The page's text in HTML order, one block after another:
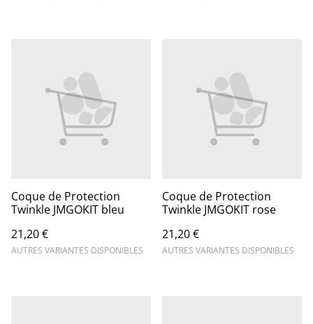
Coque de Protection
Twinkle JMGOKIT bleu
21,20 €
AUTRES VARIANTES DISPONIBLES
Coque de Protection
Twinkle JMGOKIT rose
21,20 €
AUTRES VARIANTES DISPONIBLES